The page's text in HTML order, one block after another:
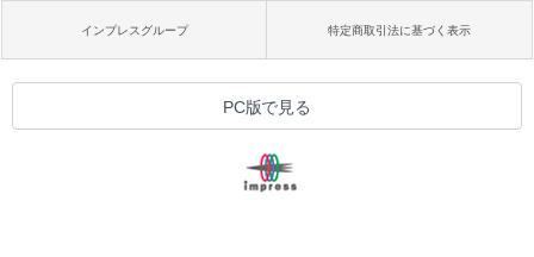
インプレスグループ 特定商取引法に基づく表示
PC版で見る